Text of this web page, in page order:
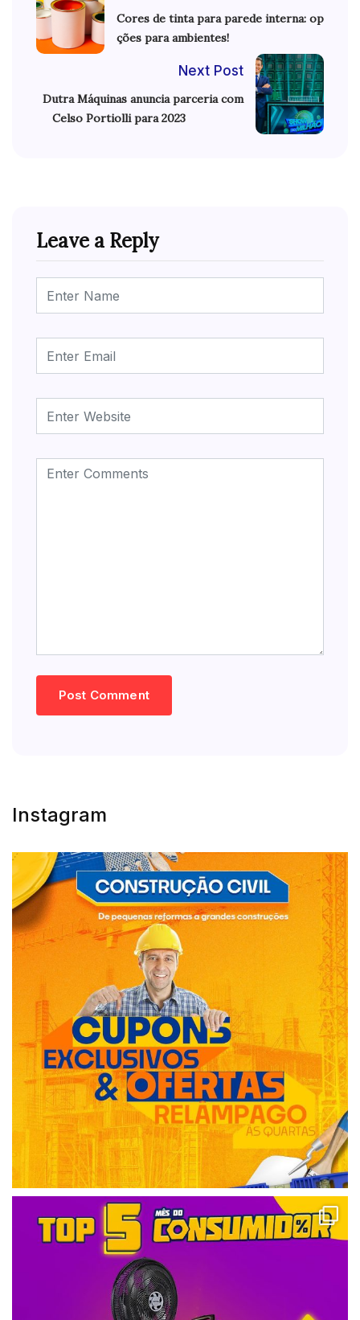
Cores de tinta para parede interna: op
ções para ambientes!
Next Post
Dutra Máquinas anuncia parceria com
Celso Portiolli para 2023
Leave a Reply
Instagram